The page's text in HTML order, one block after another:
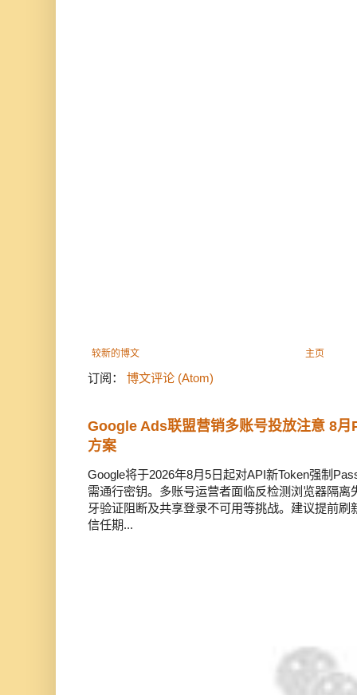
较新的博文 主页
订阅： 博文评论 (Atom)
Google Ads联盟营销多账号投放注意 8
方案
Google将于2026年8月5日起对API新Token强制
需通行密钥。多账号运营者面临反检测浏览器隔
牙验证阻断及共享登录不可用等挑战。建议提前刷
信任期...